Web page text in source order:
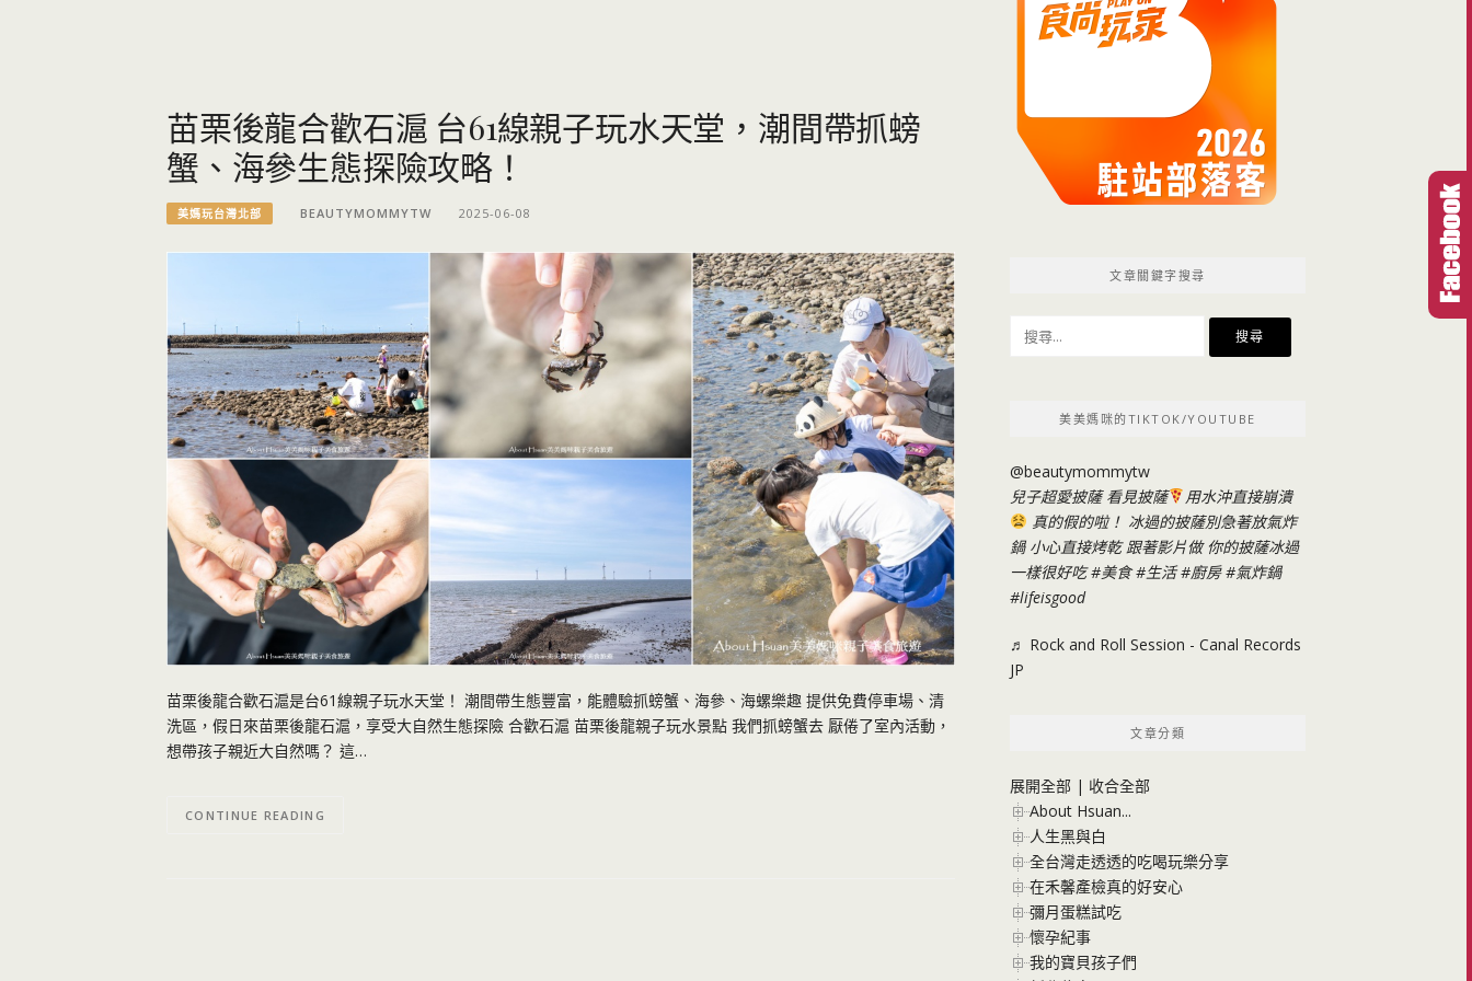
苗栗後龍合歡石滬 台61線親子玩水天堂，潮間帶抓螃
蟹、海參生態探險攻略！
美媽玩台灣北部 BEAUTYMOMMYTW 2025-06-08
苗栗後龍合歡石滬是台61線親子玩水天堂！ 潮間帶生態豐富，能體驗抓螃蟹、海參、海螺樂趣 提供免費停車場、清
洗區，假日來苗栗後龍石滬，享受大自然生態探險 合歡石滬 苗栗後龍親子玩水景點 我們抓螃蟹去 厭倦了室內活動，
想帶孩子親近大自然嗎？ 這…
CONTINUE READING
文章關鍵字搜尋
尋
美美媽咪的TIKTOK/YOUTUBE
@beautymommytw
兒子超愛披薩 看見披薩
用水沖直接崩潰
真的假的啦！ 冰過的披薩別急著放氣炸
鍋 小心直接烤乾 跟著影片做 你的披薩冰過
一樣很好吃#美食 #生活 #廚房 #氣炸鍋
#lifeisgood
♬ Rock and Roll Session - Canal Records
JP
文章分類
展開全部 | 收合全部
About Hsuan...
人生黑與白
全台灣走透透的吃喝玩樂分享
在禾馨產檢真的好安心
彌月蛋糕試吃
懷孕紀事
我的寶貝孩子們